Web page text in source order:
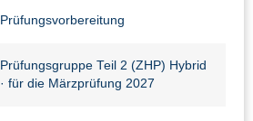
Prüfungsvorbereitung
Prüfungsgruppe Teil 2 (ZHP) Hybrid
· für die Märzprüfung 2027